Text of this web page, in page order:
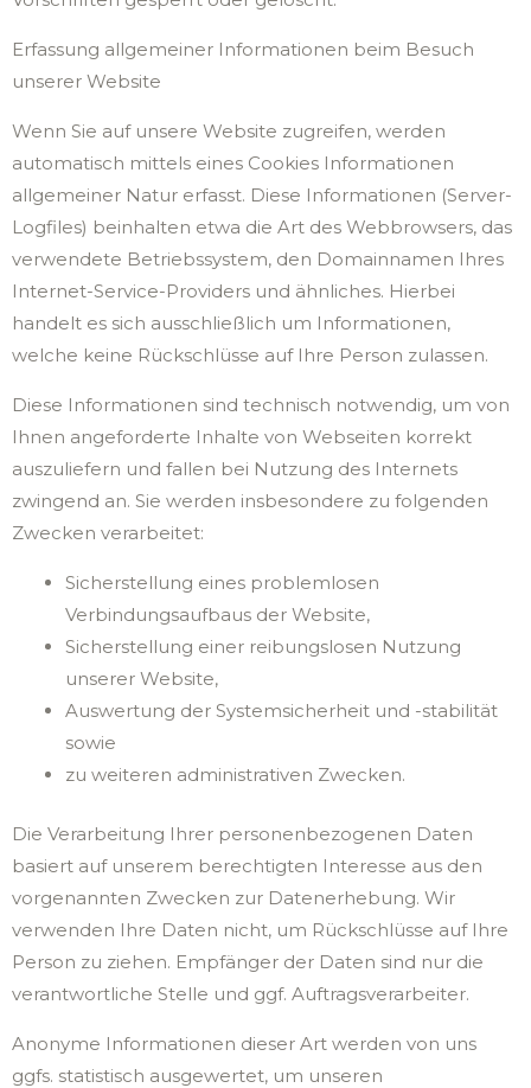
Erfassung allgemeiner Informationen beim Besuch
unserer Website
Wenn Sie auf unsere Website zugreifen, werden
automatisch mittels eines Cookies Informationen
allgemeiner Natur erfasst. Diese Informationen (Server-
Logfiles) beinhalten etwa die Art des Webbrowsers, das
verwendete Betriebssystem, den Domainnamen Ihres
Internet-Service-Providers und ähnliches. Hierbei
handelt es sich ausschließlich um Informationen,
welche keine Rückschlüsse auf Ihre Person zulassen.
Diese Informationen sind technisch notwendig, um von
Ihnen angeforderte Inhalte von Webseiten korrekt
auszuliefern und fallen bei Nutzung des Internets
zwingend an. Sie werden insbesondere zu folgenden
Zwecken verarbeitet:
Sicherstellung eines problemlosen
Verbindungsaufbaus der Website,
Sicherstellung einer reibungslosen Nutzung
unserer Website,
Auswertung der Systemsicherheit und -stabilität
sowie
zu weiteren administrativen Zwecken.
Die Verarbeitung Ihrer personenbezogenen Daten
basiert auf unserem berechtigten Interesse aus den
vorgenannten Zwecken zur Datenerhebung. Wir
verwenden Ihre Daten nicht, um Rückschlüsse auf Ihre
Person zu ziehen. Empfänger der Daten sind nur die
verantwortliche Stelle und ggf. Auftragsverarbeiter.
Anonyme Informationen dieser Art werden von uns
ggfs. statistisch ausgewertet, um unseren